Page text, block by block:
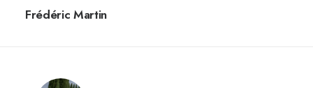
Frédéric Martin